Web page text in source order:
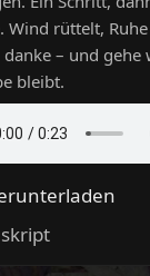
Wind rüttelt,
– und gehe
bleibt.